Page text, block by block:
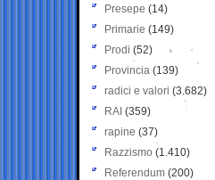
Presepe (14)
Primarie (149)
Prodi (52)
Provincia (139)
radici e valori (3.682)
RAI (359)
rapine (37)
Razzismo (1.410)
Referendum (200)